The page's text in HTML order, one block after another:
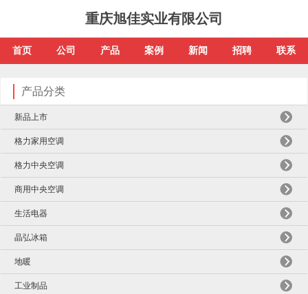
重庆旭佳实业有限公司
首页 公司 产品 案例 新闻 招聘 联系
产品分类
新品上市
格力家用空调
格力中央空调
商用中央空调
生活电器
晶弘冰箱
地暖
工业制品